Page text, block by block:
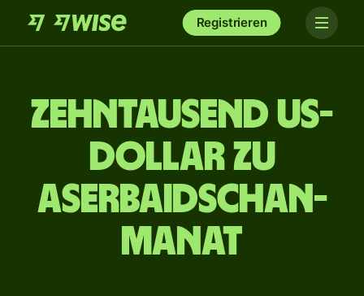
Registrieren
zehn­tausend US-
Dollar zu
Aserbaidschan-
Manat